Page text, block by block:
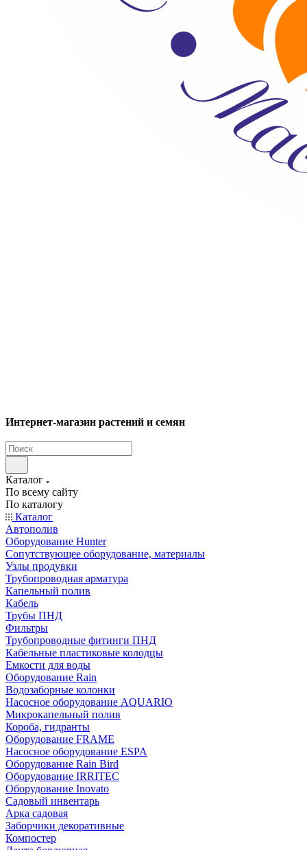
Интернет-магазин растений и семян
Каталог
По всему сайту
По каталогу
Каталог
Автополив
Оборудование Hunter
Сопутствующее оборудование, материалы
Узлы продувки
Трубопроводная арматура
Капельный полив
Кабель
Трубы ПНД
Фильтры
Трубопроводные фитинги ПНД
Кабельные пластиковые колодцы
Емкости для воды
Оборудование Rain
Водозаборные колонки
Насосное оборудование AQUARIO
Микрокапельный полив
Короба, гидранты
Оборудование FRAME
Насосное оборудование ESPA
Оборудование Rain Bird
Оборудование IRRITEC
Оборудование Inovato
Садовый инвентарь
Арка садовая
Заборчики декоративные
Компостер